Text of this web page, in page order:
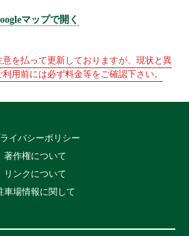
マップで開く
を払って更新しておりますが、現状と異
用前には必ず料金等をご確認下さい。
イバシーポリシー
著作権について
リンクについて
車場情報に関して